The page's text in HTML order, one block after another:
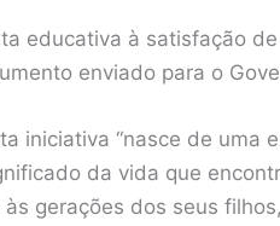
educativa à satisfação
enviado para o
iniciativa “nasce de uma
da vida que
gerações dos seus